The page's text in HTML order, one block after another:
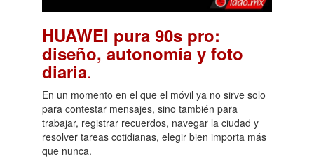
HUAWEI pura 90s pro:
diseño, autonomía y foto
diaria.
En un momento en el que el móvil ya no sirve solo
para contestar mensajes, sino también para
trabajar, registrar recuerdos, navegar la ciudad y
resolver tareas cotidianas, elegir bien importa más
que nunca.